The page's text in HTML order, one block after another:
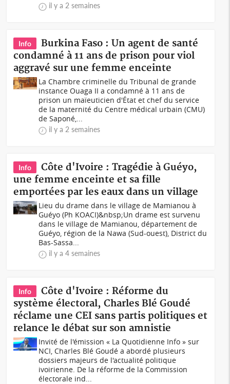
il y a 2 semaines
Info
Burkina Faso : Un agent de santé
condamné à 11 ans de prison pour viol
aggravé sur une femme enceinte
La Chambre criminelle du Tribunal de grande
instance Ouaga II a condamné à 11 ans de
prison un maïeuticien d'État et chef du service
de la maternité du Centre médical urbain (CMU)
de Saponé,...
il y a 2 semaines
Info
Côte d'Ivoire : Tragédie à Guéyo,
une femme enceinte et sa fille
emportées par les eaux dans un village
Lieu du drame dans le village de Mamianou à
Guéyo (Ph KOACI)&nbsp;Un drame est survenu
dans le village de Mamianou, département de
Guéyo, région de la Nawa (Sud-ouest), District du
Bas-Sassa...
il y a 4 semaines
Info
Côte d'Ivoire : Réforme du
système électoral, Charles Blé Goudé
réclame une CEI sans partis politiques et
relance le débat sur son amnistie
Invité de l'émission « La Quotidienne Info » sur
NCI, Charles Blé Goudé a abordé plusieurs
dossiers majeurs de l'actualité politique
ivoirienne. De la réforme de la Commission
électorale ind...